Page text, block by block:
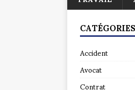
CATÉGORIES
Accident
Avocat